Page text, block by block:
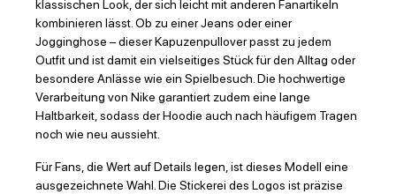
klassischen Look, der sich leicht mit anderen Fanartikeln
kombinieren lässt. Ob zu einer Jeans oder einer
Jogginghose – dieser Kapuzenpullover passt zu jedem
Outfit und ist damit ein vielseitiges Stück für den Alltag oder
besondere Anlässe wie ein Spielbesuch. Die hochwertige
Verarbeitung von Nike garantiert zudem eine lange
Haltbarkeit, sodass der Hoodie auch nach häufigem Tragen
noch wie neu aussieht.
Für Fans, die Wert auf Details legen, ist dieses Modell eine
ausgezeichnete Wahl. Die Stickerei des Logos ist präzise